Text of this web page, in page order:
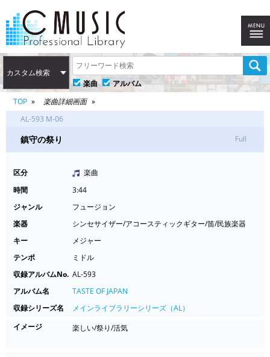
カスタム検索
楽曲
アルバム
TOP
楽曲詳細画面
AL-593 M-06
鎮守の祭り Full
区分
楽曲
時間
3:44
ジャンル
フュージョン
楽器
シンセサイザー/アコースティックギター/笛/民族楽器
キー
メジャー
テンポ
ミドル
収録アルバムNo. AL-593
アルバム名
TASTE OF JAPAN
収録シリーズ名
メインライブラリーシリーズ（AL）
イメージ
楽しい/祭り/活気